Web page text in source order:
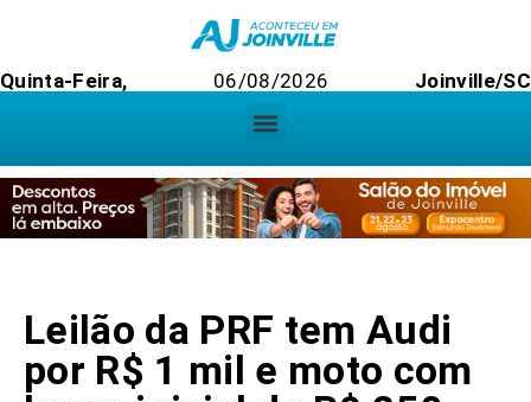
Quinta-Feira, 06/08/2026 Joinville/SC
Leilão da PRF tem Audi
por R$ 1 mil e moto com